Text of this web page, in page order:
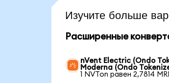
Изучите больше
Расширенные
nVent Electric (Ondo
Moderna (Ondo
1 NVTon равен 2,7814